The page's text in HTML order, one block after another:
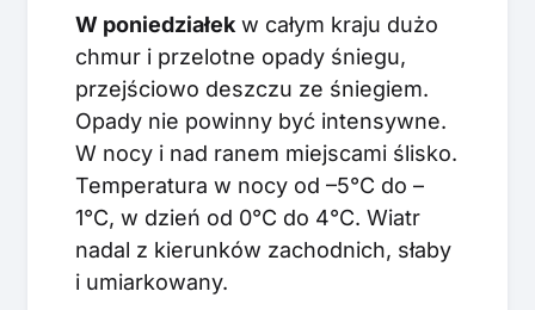
W poniedziałek w całym kraju dużo
chmur i przelotne opady śniegu,
przejściowo deszczu ze śniegiem.
Opady nie powinny być intensywne.
W nocy i nad ranem miejscami ślisko.
Temperatura w nocy od –5°C do –
1°C, w dzień od 0°C do 4°C. Wiatr
nadal z kierunków zachodnich, słaby
i umiarkowany.